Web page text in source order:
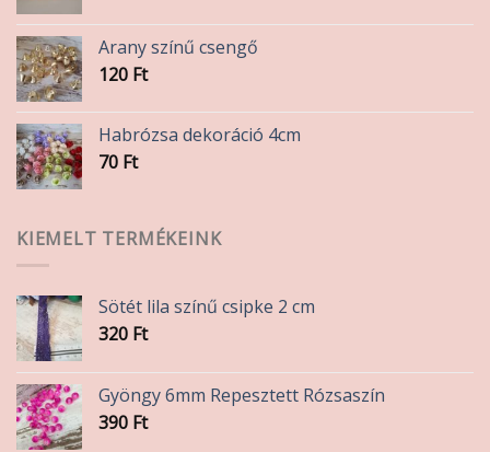
-
330 Ft
Arany színű csengő
120 Ft
Habrózsa dekoráció 4cm
70 Ft
KIEMELT TERMÉKEINK
Sötét lila színű csipke 2 cm
320 Ft
Gyöngy 6mm Repesztett Rózsaszín
390 Ft